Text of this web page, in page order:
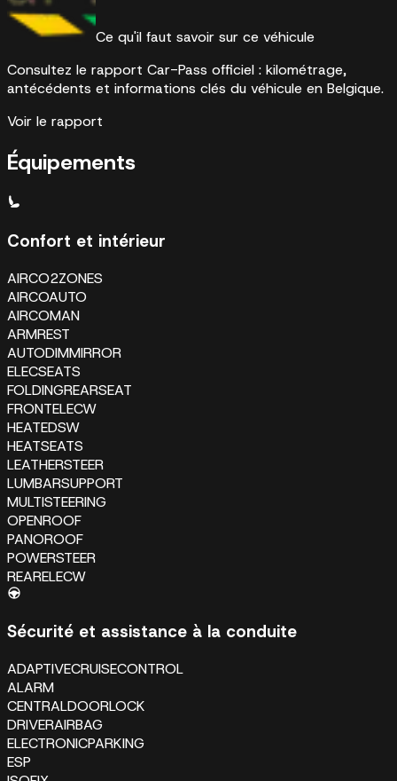
Ce qu'il faut savoir sur ce véhicule
Consultez le rapport Car-Pass officiel : kilométrage,
antécédents et informations clés du véhicule en Belgique.
Voir le rapport
Équipements
Confort et intérieur
AIRCO2ZONES
AIRCOAUTO
AIRCOMAN
ARMREST
AUTODIMMIRROR
ELECSEATS
FOLDINGREARSEAT
FRONTELECW
HEATEDSW
HEATSEATS
LEATHERSTEER
LUMBARSUPPORT
MULTISTEERING
OPENROOF
PANOROOF
POWERSTEER
REARELECW
Sécurité et assistance à la conduite
ADAPTIVECRUISECONTROL
ALARM
CENTRALDOORLOCK
DRIVERAIRBAG
ELECTRONICPARKING
ESP